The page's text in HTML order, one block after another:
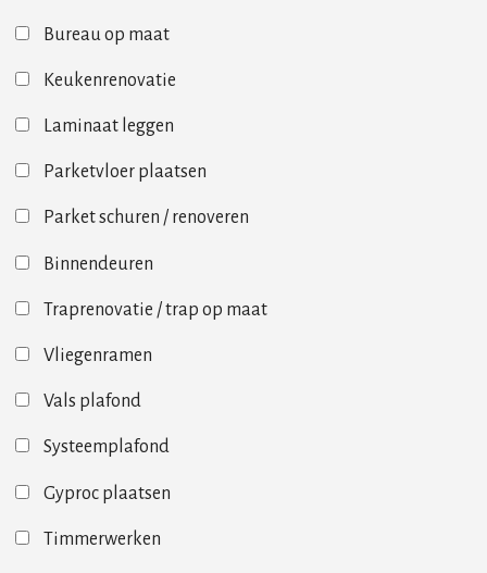
Bureau op maat
Keukenrenovatie
Laminaat leggen
Parketvloer plaatsen
Parket schuren / renoveren
Binnendeuren
Traprenovatie / trap op maat
Vliegenramen
Vals plafond
Systeemplafond
Gyproc plaatsen
Timmerwerken